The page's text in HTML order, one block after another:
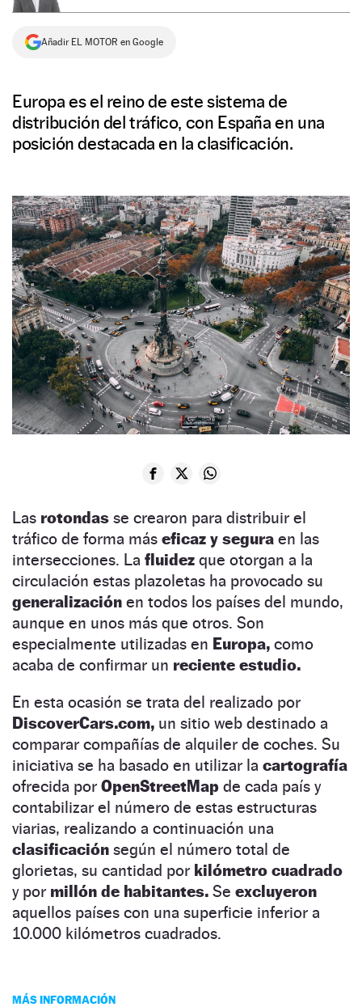
Añadir EL MOTOR en Google
Europa es el reino de este sistema de
distribución del tráfico, con España en una
posición destacada en la clasificación.
Las rotondas se crearon para distribuir el
tráfico de forma más eficaz y segura en las
intersecciones. La fluidez que otorgan a la
circulación estas plazoletas ha provocado su
generalización en todos los países del mundo,
aunque en unos más que otros. Son
especialmente utilizadas en Europa, como
acaba de confirmar un reciente estudio.
En esta ocasión se trata del realizado por
DiscoverCars.com, un sitio web destinado a
comparar compañías de alquiler de coches. Su
iniciativa se ha basado en utilizar la cartografía
ofrecida por OpenStreetMap de cada país y
contabilizar el número de estas estructuras
viarias, realizando a continuación una
clasificación según el número total de
glorietas, su cantidad por kilómetro cuadrado
y por millón de habitantes. Se excluyeron
aquellos países con una superficie inferior a
10.000 kilómetros cuadrados.
MÁS INFORMACIÓN